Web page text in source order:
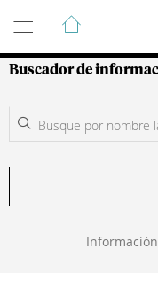
Guía de
Buscador de